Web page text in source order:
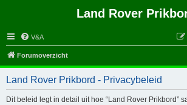
Land Rover
V&A
Forumoverzicht
Land Rover Prikbord - Privacybeleid
Dit beleid legt in detail uit hoe “Land Rover Prikbord”